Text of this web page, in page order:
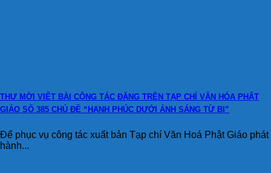
THƯ MỜI VIẾT BÀI CỘNG TÁC ĐĂNG TRÊN TẠP CHÍ VĂN HÓA PHẬT
GIÁO SỐ 385 CHỦ ĐỀ “HẠNH PHÚC DƯỚI ÁNH SÁNG TỪ BI”
Để phục vụ công tác xuất bản Tạp chí Văn Hoá Phật Giáo phát
hành...